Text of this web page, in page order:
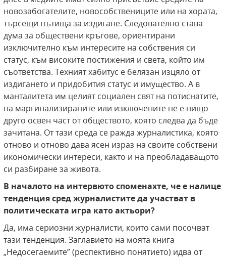
новозабогателите, новособствениците или на хората,
търсещи пътища за издигане. Следователно става
дума за обществени кръгове, ориентирани
изключително към интересите на собствения си
статус, към високите постижения и света, който им
съответства. Техният хабитус е белязан изцяло от
издигането и придобития статус и имущество. А в
манталитета им целият социален свят на потиснатите,
на маргинализираните или изключените не е нищо
друго освен част от обществото, която следва да бъде
зачитана. От тази среда се ражда журналистика, която
отново и отново дава ясен израз на своите собствени
икономически интереси, както и на преобладаващото
си разбиране за живота.
В началото на интервюто споменахте, че е налице
тенденция сред журналистите да участват в
политическата игра като актьори?
Да, има сериозни журналисти, които сами посочват
тази тенденция. Заглавието на моята книга
„Недосегаемите” (респективно понятието) идва от